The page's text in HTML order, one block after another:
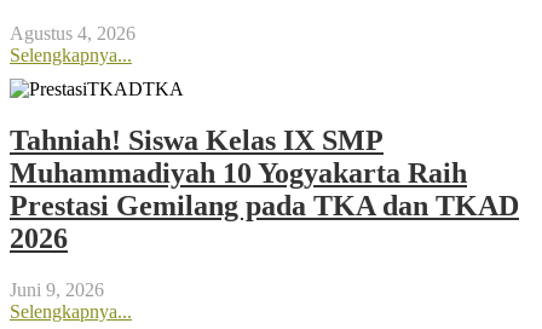
Agustus 4, 2026
Selengkapnya...
Tahniah! Siswa Kelas IX SMP
Muhammadiyah 10 Yogyakarta Raih
Prestasi Gemilang pada TKA dan TKAD
2026
Juni 9, 2026
Selengkapnya...